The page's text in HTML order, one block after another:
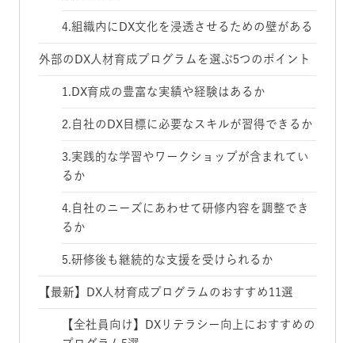
4.組織内にDX文化を浸透させるための壁がある
外部のDX人材育成プログラムを選ぶ5つのポイント
1.DX育成の豊富な実績や経験はあるか
2.自社のDX目標に必要なスキルが習得できるか
3.実践的な学習やワークショップが含まれてい
るか
4.自社のニーズにあわせて研修内容を調整でき
るか
5.研修後も継続的な支援を受けられるか
【最新】DX人材育成プログラムのおすすめ11選
【全社員向け】DXリテラシー向上におすすめの